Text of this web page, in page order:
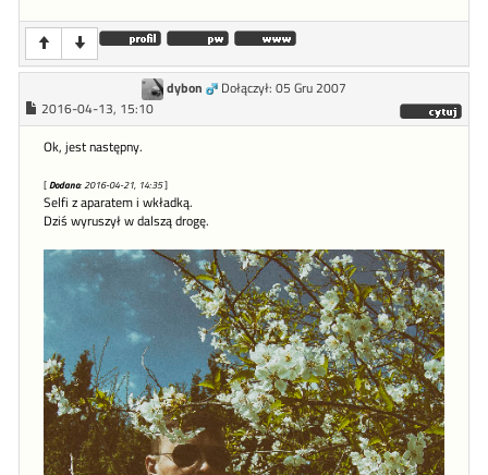
dybon
Dołączył: 05 Gru 2007
2016-04-13, 15:10
Ok, jest następny.
[ Dodano: 2016-04-21, 14:35]
Selfi z aparatem i wkładką.
Dziś wyruszył w dalszą drogę.